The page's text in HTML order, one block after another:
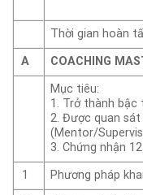
Thời gian hoàn
A
COACHING
Mục tiêu:
1. Trở thành bậc
2. Được quan
(Mentor/
3. Chứng nhận
1
Phương pháp